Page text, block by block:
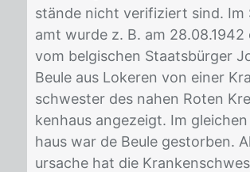
stän­de nicht ve­ri­fi­ziert sind.
amt wur­de z. B. am 28.08.1942
vom bel­gi­schen Staats­bür­ger
Beu­le aus Lo­ke­ren von ei­ner
schwes­ter des na­hen Ro­ten
ken­haus an­ge­zeigt. Im
haus war de Beu­le ge­stor­ben.
ur­sa­che hat die